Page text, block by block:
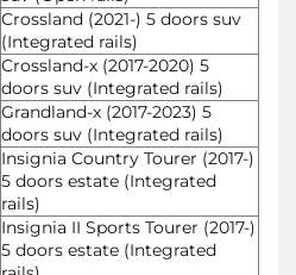
Crossland (2021-) 5 doors suv
(Integrated rails)
Crossland-x (2017-2020) 5
doors suv (Integrated rails)
Grandland-x (2017-2023) 5
doors suv (Integrated rails)
Insignia Country Tourer (2017-)
5 doors estate (Integrated
rails)
Insignia II Sports Tourer (2017-)
5 doors estate (Integrated